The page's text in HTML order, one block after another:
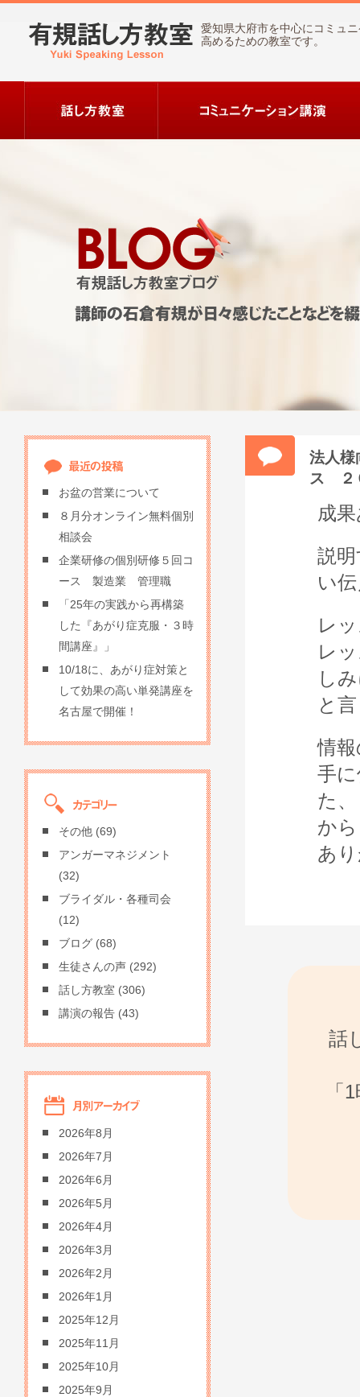
愛知県大府市を中心にコミュ
高めるための教室です。
法人様
ス ２
成
説
い
レ
レ
し
と
情
手
た
か
あ
話
「
お盆の営業について
８月分オンライン無料個別
相談会
企業研修の個別研修５回コ
ース 製造業 管理職
「25年の実践から再構築
した『あがり症克服・３時
間講座』」
10/18に、あがり症対策と
して効果の高い単発講座を
名古屋で開催！
その他 (69)
アンガーマネジメント
(32)
ブライダル・各種司会
(12)
ブログ (68)
生徒さんの声 (292)
話し方教室 (306)
講演の報告 (43)
2026年8月
2026年7月
2026年6月
2026年5月
2026年4月
2026年3月
2026年2月
2026年1月
2025年12月
2025年11月
2025年10月
2025年9月